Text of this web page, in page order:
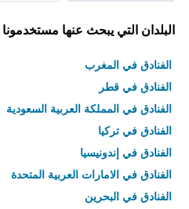
البلدان التي يبحث عنها مستخدمونا
الفنادق في المغرب
الفنادق في قطر
الفنادق في المملكة العربية السعودية
الفنادق في تركيا
الفنادق في إندونيسيا
الفنادق في الامارات العربية المتحدة
الفنادق في البحرين